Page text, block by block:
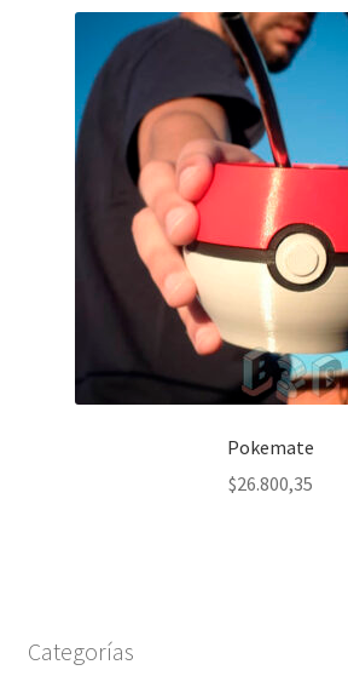
Pokemate
$26.800,35
Categorías